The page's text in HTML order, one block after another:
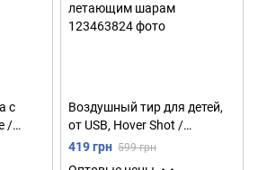
с
/
/
Воздушный тир для детей,
от USB, Hover Shot /
Интерактивная игра с
419 грн 599 грн